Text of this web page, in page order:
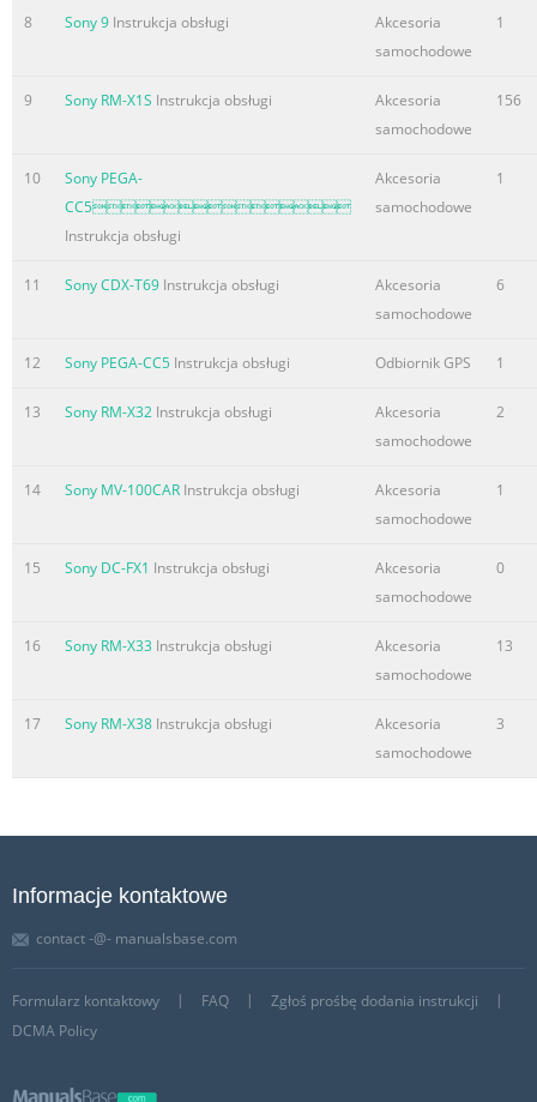
8 Sony 9 Instrukcja obsługi
Akcesoria
samochodowe
1
9 Sony RM-X1S Instrukcja obsługi
Akcesoria
samochodowe
156
10
Sony PEGA-
CC5
Instrukcja obsługi
Akcesoria
samochodowe
1
11 Sony CDX-T69 Instrukcja obsługi
Akcesoria
samochodowe
6
12 Sony PEGA-CC5 Instrukcja obsługi Odbiornik GPS 1
13 Sony RM-X32 Instrukcja obsługi
Akcesoria
samochodowe
2
14 Sony MV-100CAR Instrukcja obsługi
Akcesoria
samochodowe
1
15 Sony DC-FX1 Instrukcja obsługi
Akcesoria
samochodowe
0
16 Sony RM-X33 Instrukcja obsługi
Akcesoria
samochodowe
13
17 Sony RM-X38 Instrukcja obsługi
Akcesoria
samochodowe
3
Informacje kontaktowe
contact -@- manualsbase.com
Formularz kontaktowy FAQ
Zgłoś prośbę dodania instrukcji
DCMA Policy